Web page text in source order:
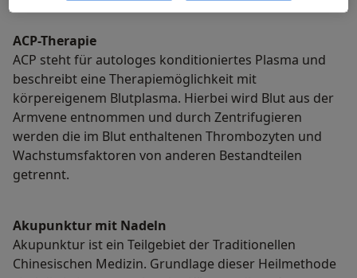
ACP-Therapie
ACP steht für autologes konditioniertes Plasma und
beschreibt eine Therapiemöglichkeit mit
körpereigenem Blutplasma. Hierbei wird Blut aus der
Armvene entnommen und durch Zentrifugieren
werden die im Blut enthaltenen Thrombozyten und
Wachstumsfaktoren von anderen Bestandteilen
getrennt.
Akupunktur mit Nadeln
Akupunktur ist ein Teilgebiet der Traditionellen
Chinesischen Medizin. Grundlage dieser Heilmethode